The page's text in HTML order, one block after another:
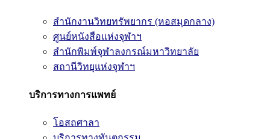
สำนักงานวิทยทรัพยากร (หอสมุดกลาง)
ศูนย์หนังสือแห่งจุฬาฯ
สำนักพิมพ์จุฬาลงกรณ์มหาวิทยาลัย
สถานีวิทยุแห่งจุฬาฯ
บริการทางการแพทย์
โอสถศาลา